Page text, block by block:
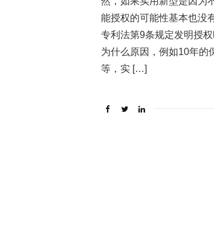
能授权的可能性基本也没
专利法第9条规定发明授
为什么原因，例如10年的
等，实 […]